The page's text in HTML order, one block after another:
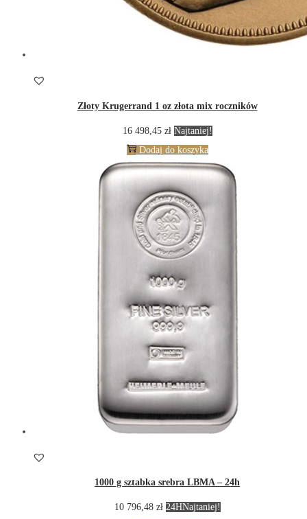
Złoty Krugerrand 1 oz złota mix roczników
16 498,45 zł Najtaniej!
Dodaj do koszyka
1000 g sztabka srebra LBMA – 24h
10 796,48 zł 24HNajtaniej!